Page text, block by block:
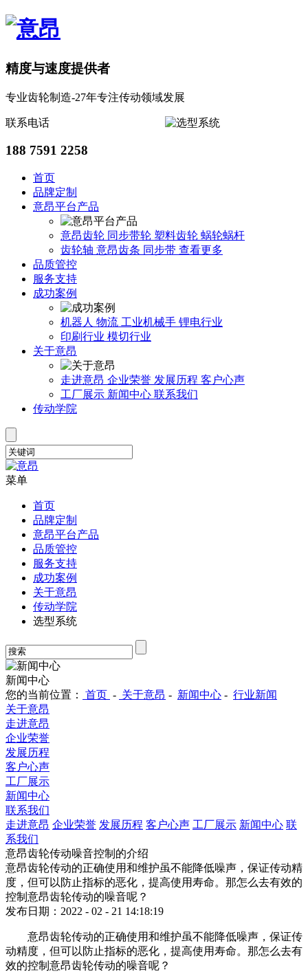
精度与速度提供者
专业齿轮制造-27年专注传动领域发展
联系电话
188 7591 2258
首页
品牌定制
意昂平台产品
意昂齿轮 同步带轮 塑料齿轮 蜗轮蜗杆
齿轮轴 意昂齿条 同步带 查看更多
品质管控
服务支持
成功案例
机器人 物流 工业机械手 锂电行业
印刷行业 模切行业
关于意昂
走进意昂 企业荣誉 发展历程 客户心声
工厂展示 新闻中心 联系我们
传动学院
菜单
首页
品牌定制
意昂平台产品
品质管控
服务支持
成功案例
关于意昂
传动学院
选型系统
新闻中心
您的当前位置：
首页 - 关于意昂 - 新闻中心 - 行业新闻
关于意昂
走进意昂
企业荣誉
发展历程
客户心声
工厂展示
新闻中心
联系我们
走进意昂 企业荣誉 发展历程 客户心声 工厂展示 新闻中心 联
系我们
意昂齿轮传动噪音控制的介绍
意昂齿轮传动的正确使用和维护虽不能降低噪声，保证传动精
度，但可以防止指标的恶化，提高使用寿命。那怎么去有效的
控制意昂齿轮传动的噪音呢？
发布日期：2022 - 02 - 21 14:18:19
意昂齿轮传动的正确使用和维护虽不能降低噪声，保证传
动精度，但可以防止指标的恶化，提高使用寿命。那怎么去有
效的控制意昂齿轮传动的噪音呢？